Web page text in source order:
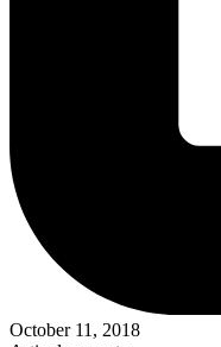
October 11, 2018